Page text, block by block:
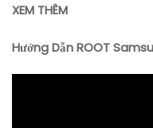
XEM THÊM
Hướng Dẫn ROOT